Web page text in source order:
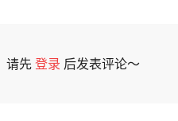
请先登录 后发表评论～